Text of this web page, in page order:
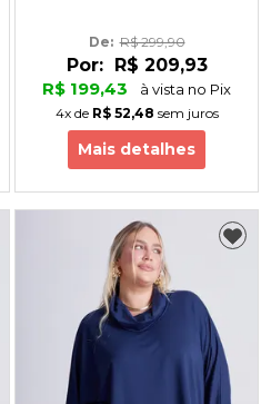
De: R$ 299,90
Por: R$ 209,93
R$ 199,43
à vista no Pix
4xde R$ 52,48 sem juros
Mais detalhes